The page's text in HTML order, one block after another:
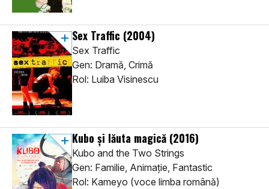
Sex Traffic (2004)
Sex Traffic
Gen: Dramă, Crimă
Rol: Luiba Visinescu
Kubo şi lăuta magică (2016)
Kubo and the Two Strings
Gen: Familie, Animaţie, Fantastic
Rol: Kameyo (voce limba română)